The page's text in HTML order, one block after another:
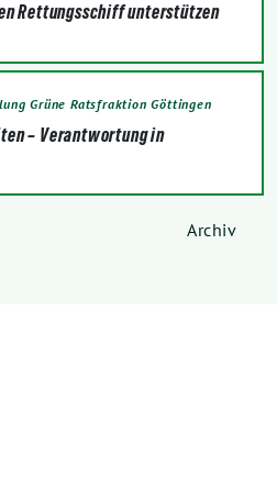
Rettungsschiff unterstützen
Grüne Ratsfraktion Göttingen
– Verantwortung in
Archiv